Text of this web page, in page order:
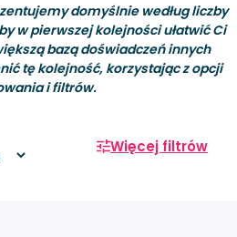
domyślnie według liczby
w pierwszej kolejności ułatwić Ci
bazą doświadczeń innych
tę kolejność, korzystając z opcji
i filtrów.
Więcej filtrów